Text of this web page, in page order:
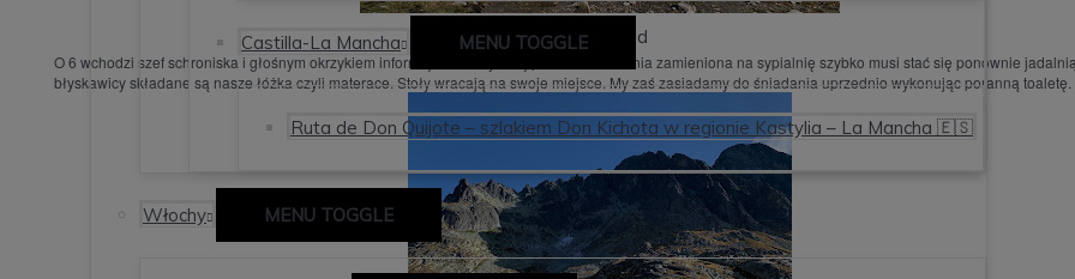
Castilla-La Mancha MENU TOGGLE
Ruta de Don Quijote – szlakiem Don Kichota w regionie Kastylia – La Mancha 🇪🇸
Włochy MENU TOGGLE
Tatry Road
O 6 wchodzi szef schroniska i głośnym okrzykiem informuje nas o rychłej pobudce. Jadalnia zamieniona na sypialnię szybko musi stać się ponownie
błyskawicy składane są nasze łóżka czyli materace. Stoły wracają na swoje miejsce. My zaś zasiadamy do śniadania uprzednio wykonując poranną toaletę.